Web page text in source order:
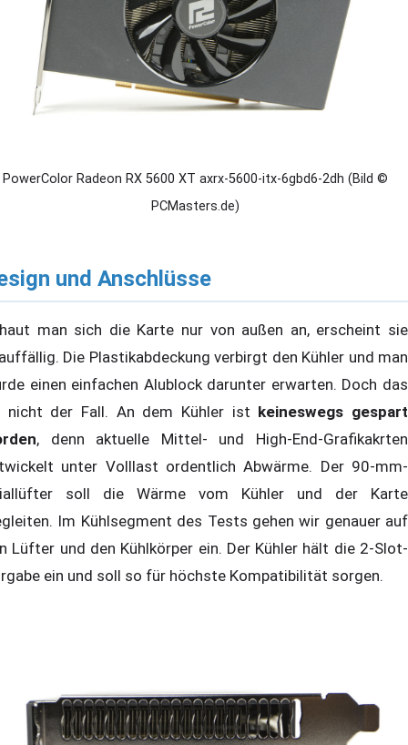
PowerColor Radeon RX 5600 XT axrx-5600-itx-6gbd6-2dh (Bild ©
PCMasters.de)
und Anschlüsse
man sich die Karte nur von außen an, erscheint sie
Die Plastikabdeckung verbirgt den Kühler und man
einen einfachen Alublock darunter erwarten. Doch das
nicht der Fall. An dem Kühler ist keineswegs gespart
, denn aktuelle Mittel- und High-End-Grafikakrten
unter Volllast ordentlich Abwärme. Der 90-mm-
soll die Wärme vom Kühler und der Karte
Im Kühlsegment des Tests gehen wir genauer auf
Lüfter und den Kühlkörper ein. Der Kühler hält die 2-Slot-
ein und soll so für höchste Kompatibilität sorgen.